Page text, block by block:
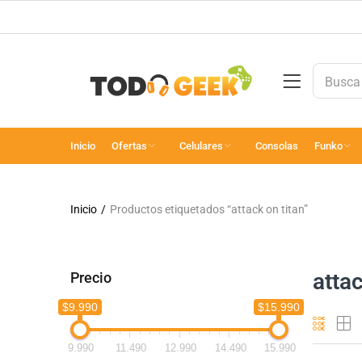
Inicio Ofertas Celulares Consolas Funko
Inicio Productos etiquetados “attack on titan”
Precio
$9.990 $15.990
9.990 11.490 12.990 14.490 15.990